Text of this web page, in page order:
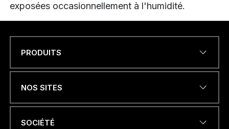
exposées occasionnellement à l'humidité.
ADRESSE ÉLECTRONIQUE
PRODUITS
NOS SITES
SOCIÉTÉ